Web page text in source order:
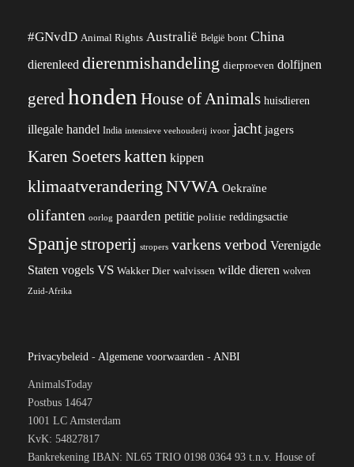
#GNvdD Animal Rights Australië België bont China
dierenleed dierenmishandeling dierproeven dolfijnen
gered honden House of Animals huisdieren
illegale handel India intensieve veehouderij ivoor jacht jagers
Karen Soeterskatten kippen
klimaatverandering NVWA Oekraïne
olifanten oorlog paarden petitie politie reddingsactie
Spanjestroperij stropers varkens verbod Verenigde
Staten vogels VS Wakker Dier walvissen wilde dieren wolven
Zuid-Afrika
Privacybeleid - Algemene voorwaarden - ANBI
AnimalsToday
Postbus 14647
1001 LC Amsterdam
KvK: 54827817
Bankrekening IBAN: NL65 TRIO 0198 0364 93 t.n.v. House of